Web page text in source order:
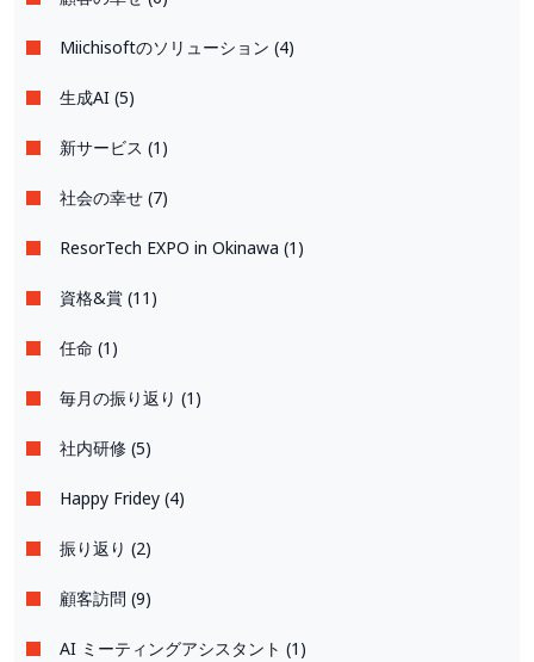
Miichisoftのソリューション (4)
生成AI (5)
新サービス (1)
社会の幸せ (7)
ResorTech EXPO in Okinawa (1)
資格&賞 (11)
任命 (1)
毎月の振り返り (1)
社内研修 (5)
Happy Fridey (4)
振り返り (2)
顧客訪問 (9)
AI ミーティングアシスタント (1)